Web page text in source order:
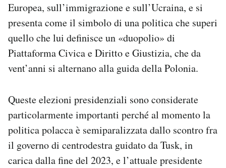
Europea, sull’immigrazione e sull’Ucraina, e si
presenta come il simbolo di una politica che superi
quello che lui definisce un «duopolio» di
Piattaforma Civica e Diritto e Giustizia, che da
vent’anni si alternano alla guida della Polonia.
Queste elezioni presidenziali sono considerate
particolarmente importanti perché al momento la
politica polacca è semiparalizzata dallo scontro fra
il governo di centrodestra guidato da Tusk, in
carica dalla fine del 2023, e l’attuale presidente